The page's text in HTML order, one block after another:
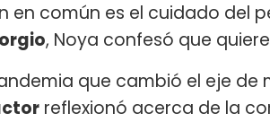
en común es el cuidado del
, Noya confesó que
que cambió el eje de
reflexionó acerca de la